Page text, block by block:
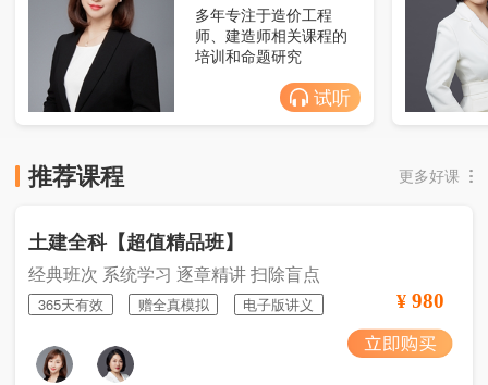
多年专注于造价工程
师、建造师相关课程的
培训和命题研究
试听
推荐课程 更多好课
土建全科【超值精品班】
经典班次 系统学习 逐章精讲 扫除盲点
365天有效 赠全真模拟 电子版讲义 ¥ 980